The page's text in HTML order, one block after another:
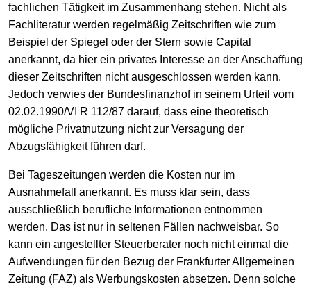
fachlichen Tätigkeit im Zusammenhang stehen. Nicht als
Fachliteratur werden regelmäßig Zeitschriften wie zum
Beispiel der Spiegel oder der Stern sowie Capital
anerkannt, da hier ein privates Interesse an der Anschaffung
dieser Zeitschriften nicht ausgeschlossen werden kann.
Jedoch verwies der Bundesfinanzhof in seinem Urteil vom
02.02.1990/VI R 112/87 darauf, dass eine theoretisch
mögliche Privatnutzung nicht zur Versagung der
Abzugsfähigkeit führen darf.
Bei Tageszeitungen werden die Kosten nur im
Ausnahmefall anerkannt. Es muss klar sein, dass
ausschließlich berufliche Informationen entnommen
werden. Das ist nur in seltenen Fällen nachweisbar. So
kann ein angestellter Steuerberater noch nicht einmal die
Aufwendungen für den Bezug der Frankfurter Allgemeinen
Zeitung (FAZ) als Werbungskosten absetzen. Denn solche